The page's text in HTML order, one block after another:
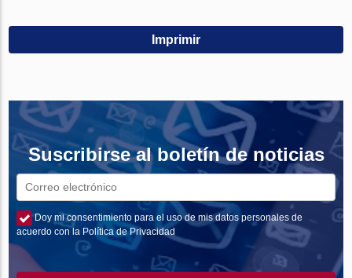
Imprimir
Suscribirse al boletín de noticias
Doy mi consentimiento para el uso de mis datos personales de
acuerdo con la Política de Privacidad